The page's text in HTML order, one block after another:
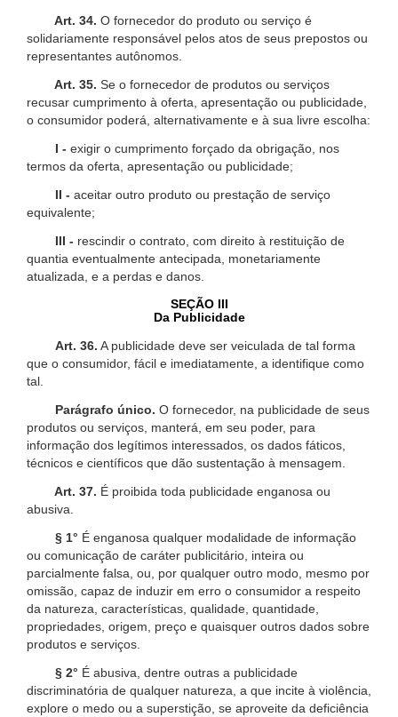
Art. 34. O fornecedor do produto ou serviço é
solidariamente responsável pelos atos de seus prepostos ou
representantes autônomos.
Art. 35. Se o fornecedor de produtos ou serviços
recusar cumprimento à oferta, apresentação ou publicidade,
o consumidor poderá, alternativamente e à sua livre escolha:
I - exigir o cumprimento forçado da obrigação, nos
termos da oferta, apresentação ou publicidade;
II - aceitar outro produto ou prestação de serviço
equivalente;
III - rescindir o contrato, com direito à restituição de
quantia eventualmente antecipada, monetariamente
atualizada, e a perdas e danos.
SEÇÃO III
Da Publicidade
Art. 36. A publicidade deve ser veiculada de tal forma
que o consumidor, fácil e imediatamente, a identifique como
tal.
Parágrafo único. O fornecedor, na publicidade de seus
produtos ou serviços, manterá, em seu poder, para
informação dos legítimos interessados, os dados fáticos,
técnicos e científicos que dão sustentação à mensagem.
Art. 37. É proibida toda publicidade enganosa ou
abusiva.
§ 1° É enganosa qualquer modalidade de informação
ou comunicação de caráter publicitário, inteira ou
parcialmente falsa, ou, por qualquer outro modo, mesmo por
omissão, capaz de induzir em erro o consumidor a respeito
da natureza, características, qualidade, quantidade,
propriedades, origem, preço e quaisquer outros dados sobre
produtos e serviços.
§ 2° É abusiva, dentre outras a publicidade
discriminatória de qualquer natureza, a que incite à violência,
explore o medo ou a superstição, se aproveite da deficiência